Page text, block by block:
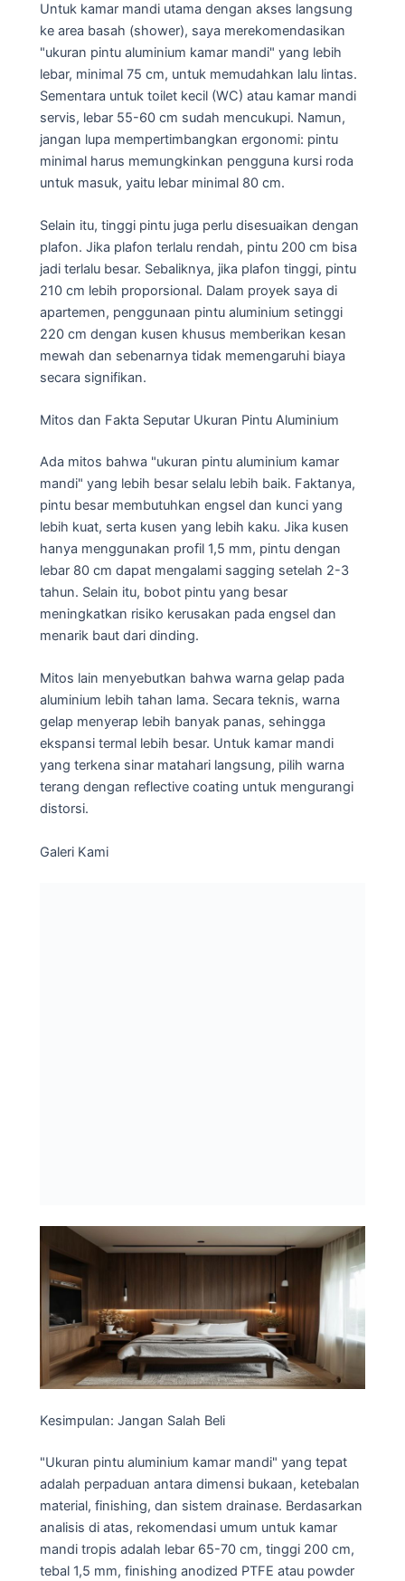
Untuk kamar mandi utama dengan akses langsung
ke area basah (shower), saya merekomendasikan
"ukuran pintu aluminium kamar mandi" yang lebih
lebar, minimal 75 cm, untuk memudahkan lalu lintas.
Sementara untuk toilet kecil (WC) atau kamar mandi
servis, lebar 55-60 cm sudah mencukupi. Namun,
jangan lupa mempertimbangkan ergonomi: pintu
minimal harus memungkinkan pengguna kursi roda
untuk masuk, yaitu lebar minimal 80 cm.
Selain itu, tinggi pintu juga perlu disesuaikan dengan
plafon. Jika plafon terlalu rendah, pintu 200 cm bisa
jadi terlalu besar. Sebaliknya, jika plafon tinggi, pintu
210 cm lebih proporsional. Dalam proyek saya di
apartemen, penggunaan pintu aluminium setinggi
220 cm dengan kusen khusus memberikan kesan
mewah dan sebenarnya tidak memengaruhi biaya
secara signifikan.
Mitos dan Fakta Seputar Ukuran Pintu Aluminium
Ada mitos bahwa "ukuran pintu aluminium kamar
mandi" yang lebih besar selalu lebih baik. Faktanya,
pintu besar membutuhkan engsel dan kunci yang
lebih kuat, serta kusen yang lebih kaku. Jika kusen
hanya menggunakan profil 1,5 mm, pintu dengan
lebar 80 cm dapat mengalami sagging setelah 2-3
tahun. Selain itu, bobot pintu yang besar
meningkatkan risiko kerusakan pada engsel dan
menarik baut dari dinding.
Mitos lain menyebutkan bahwa warna gelap pada
aluminium lebih tahan lama. Secara teknis, warna
gelap menyerap lebih banyak panas, sehingga
ekspansi termal lebih besar. Untuk kamar mandi
yang terkena sinar matahari langsung, pilih warna
terang dengan reflective coating untuk mengurangi
distorsi.
Galeri Kami
Kesimpulan: Jangan Salah Beli
"Ukuran pintu aluminium kamar mandi" yang tepat
adalah perpaduan antara dimensi bukaan, ketebalan
material, finishing, dan sistem drainase. Berdasarkan
analisis di atas, rekomendasi umum untuk kamar
mandi tropis adalah lebar 65-70 cm, tinggi 200 cm,
tebal 1,5 mm, finishing anodized PTFE atau powder